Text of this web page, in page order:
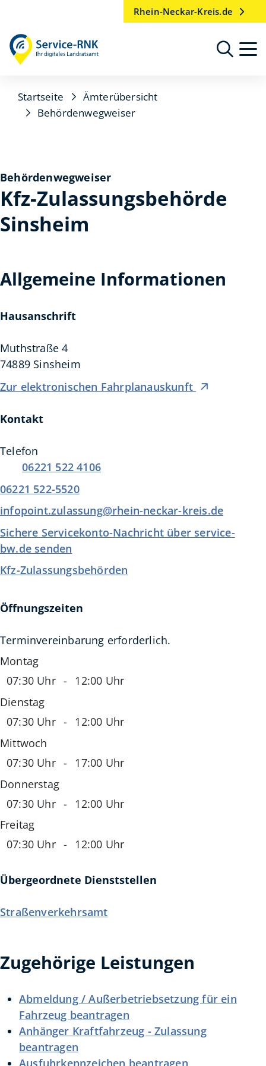
Rhein-Neckar-Kreis.de
Startseite
Ämterübersicht
Behördenwegweiser
Behördenwegweiser
Kfz-Zulassungsbehörde
Sinsheim
Allgemeine Informationen
Hausanschrift
Muthstraße 4
74889 Sinsheim
Zur elektronischen Fahrplanauskunft
Kontakt
Telefon
06221 522 4106
06221 522-5520
infopoint.zulassung@rhein-neckar-kreis.de
Sichere Servicekonto-Nachricht über service-
bw.de senden
Kfz-Zulassungsbehörden
Öffnungszeiten
Terminvereinbarung erforderlich.
Montag
07:30 Uhr -
12:00 Uhr
Dienstag
07:30 Uhr -
12:00 Uhr
Mittwoch
07:30 Uhr -
17:00 Uhr
Donnerstag
07:30 Uhr -
12:00 Uhr
Freitag
07:30 Uhr - 12:00 Uhr
Übergeordnete Dienststellen
Straßenverkehrsamt
Zugehörige Leistungen
Abmeldung / Außerbetriebsetzung für ein
Fahrzeug beantragen
Anhänger Kraftfahrzeug - Zulassung
beantragen
Ausfuhrkennzeichen beantragen